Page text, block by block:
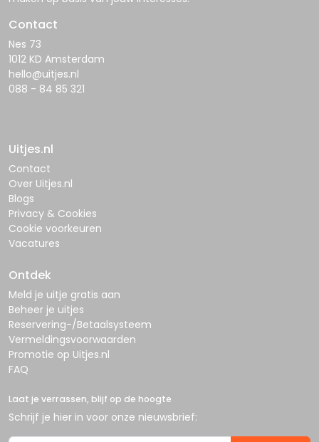
Contact
Nes 73
1012 KD Amsterdam
hello@uitjes.nl
088 - 84 85 321
Uitjes.nl
Contact
Over Uitjes.nl
Blogs
Privacy & Cookies
Cookie voorkeuren
Vacatures
Ontdek
Meld je uitje gratis aan
Beheer je uitjes
Reservering-/Betaalsysteem
Vermeldingsvoorwaarden
Promotie op Uitjes.nl
FAQ
Laat je verrassen, blijf op de hoogte
Schrijf je hier in voor onze nieuwsbrief: